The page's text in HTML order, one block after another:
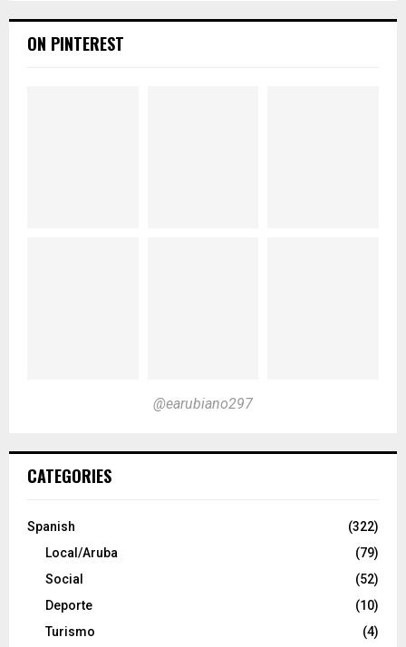
ON PINTEREST
@earubiano297
CATEGORIES
Spanish
(322)
Local/Aruba
(79)
Social
(52)
Deporte
(10)
Turismo
(4)